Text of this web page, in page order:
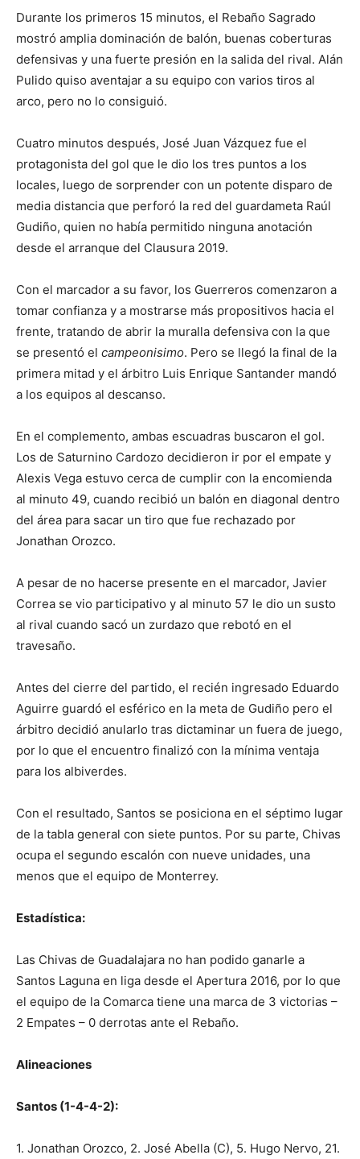
Durante los primeros 15 minutos, el Rebaño Sagrado
mostró amplia dominación de balón, buenas coberturas
defensivas y una fuerte presión en la salida del rival. Alán
Pulido quiso aventajar a su equipo con varios tiros al
arco, pero no lo consiguió.
Cuatro minutos después, José Juan Vázquez fue el
protagonista del gol que le dio los tres puntos a los
locales, luego de sorprender con un potente disparo de
media distancia que perforó la red del guardameta Raúl
Gudiño, quien no había permitido ninguna anotación
desde el arranque del Clausura 2019.
Con el marcador a su favor, los Guerreros comenzaron a
tomar confianza y a mostrarse más propositivos hacia el
frente, tratando de abrir la muralla defensiva con la que
se presentó el campeonisimo. Pero se llegó la final de la
primera mitad y el árbitro Luis Enrique Santander mandó
a los equipos al descanso.
En el complemento, ambas escuadras buscaron el gol.
Los de Saturnino Cardozo decidieron ir por el empate y
Alexis Vega estuvo cerca de cumplir con la encomienda
al minuto 49, cuando recibió un balón en diagonal dentro
del área para sacar un tiro que fue rechazado por
Jonathan Orozco.
A pesar de no hacerse presente en el marcador, Javier
Correa se vio participativo y al minuto 57 le dio un susto
al rival cuando sacó un zurdazo que rebotó en el
travesaño.
Antes del cierre del partido, el recién ingresado Eduardo
Aguirre guardó el esférico en la meta de Gudiño pero el
árbitro decidió anularlo tras dictaminar un fuera de juego,
por lo que el encuentro finalizó con la mínima ventaja
para los albiverdes.
Con el resultado, Santos se posiciona en el séptimo lugar
de la tabla general con siete puntos. Por su parte, Chivas
ocupa el segundo escalón con nueve unidades, una
menos que el equipo de Monterrey.
Estadística:
Las Chivas de Guadalajara no han podido ganarle a
Santos Laguna en liga desde el Apertura 2016, por lo que
el equipo de la Comarca tiene una marca de 3 victorias –
2 Empates – 0 derrotas ante el Rebaño.
Alineaciones
Santos (1-4-4-2):
1. Jonathan Orozco, 2. José Abella (C), 5. Hugo Nervo, 21.